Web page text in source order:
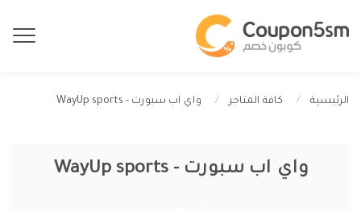
الرئيسية كافة المتاجر واي اب سبورت - WayUp sports
واي اب سبورت - WayUp sports